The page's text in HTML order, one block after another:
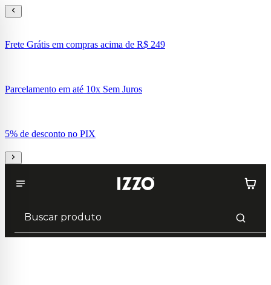
Frete Grátis em compras acima de R$ 249
Parcelamento em até 10x Sem Juros
5% de desconto no PIX